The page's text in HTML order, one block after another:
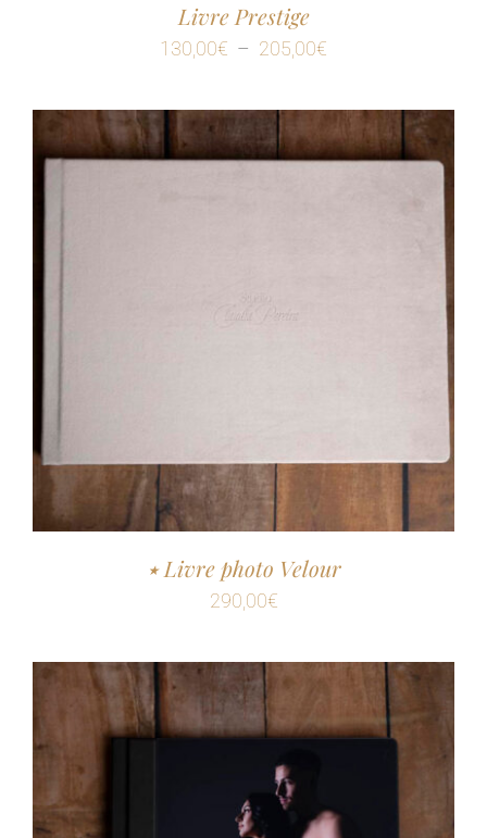
Livre Prestige
130,00€ – 205,00€
prix :
130,00€
٭ Livre photo Velour
290,00€